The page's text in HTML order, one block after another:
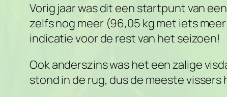
Vorig jaar was dit een startpunt van
zelfs nog meer (96,05 kg met iets
indicatie voor de rest van het seizoen!
Ook anderszins was het een zalige
stond in de rug, dus de meeste